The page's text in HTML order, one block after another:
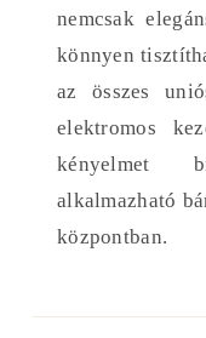
nemcsak
könnyen
az összes
elektromos
kényelmet
alkalmazható
központban.